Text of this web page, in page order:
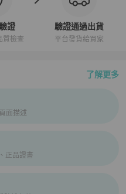
證
質檢查
驗證通過出貨
平台發貨給買家
了解更多
檢驗流程介紹
面描述
正品證書